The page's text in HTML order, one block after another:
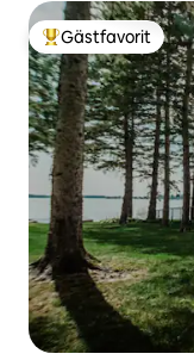
Populär gästfavorit
Gästfavorit